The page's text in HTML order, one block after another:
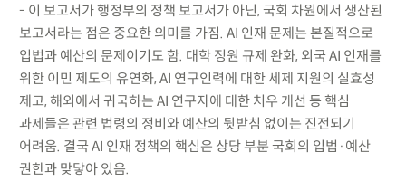
- 이 보고서가 행정부의 정책 보고서가 아닌, 국회 차원에서 생산된
보고서라는 점은 중요한 의미를 가짐. AI 인재 문제는 본질적으로
입법과 예산의 문제이기도 함. 대학 정원 규제 완화, 외국 AI 인재를
위한 이민 제도의 유연화, AI 연구인력에 대한 세제 지원의 실효성
제고, 해외에서 귀국하는 AI 연구자에 대한 처우 개선 등 핵심
과제들은 관련 법령의 정비와 예산의 뒷받침 없이는 진전되기
어려움. 결국 AI 인재 정책의 핵심은 상당 부분 국회의 입법·예산
권한과 맞닿아 있음.